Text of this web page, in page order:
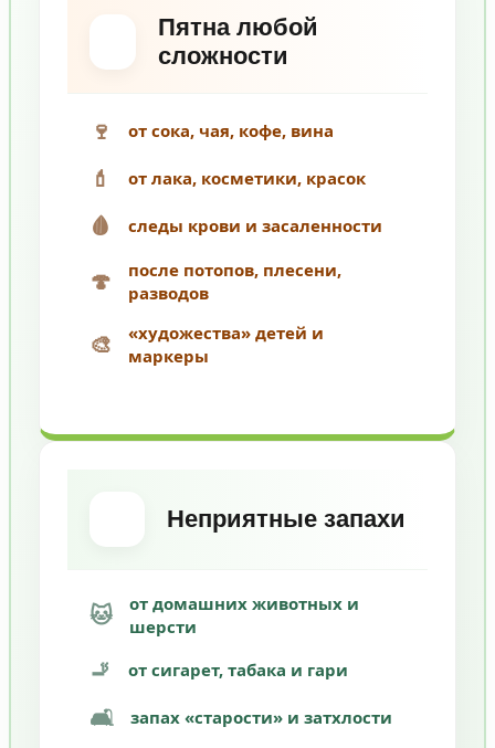
Пятна любой
сложности
🍷 от сока, чая, кофе, вина
💄 от лака, косметики, красок
🩸 следы крови и засаленности
🍄
после потопов, плесени,
разводов
🎨
«художества» детей и
маркеры
Неприятные запахи
🐱
от домашних животных и
шерсти
🚬 от сигарет, табака и гари
🛋️ запах «старости» и затхлости